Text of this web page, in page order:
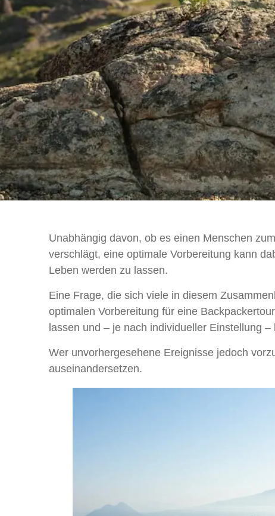
Unabhängig davon, ob es einen Menschen
verschlägt, eine optimale Vorbereitung kann
Leben werden zu lassen.
Eine Frage, die sich viele in diesem
optimalen Vorbereitung für eine
lassen und – je nach individueller Einstellung
Wer unvorhergesehene Ereignisse jedoch
auseinandersetzen.